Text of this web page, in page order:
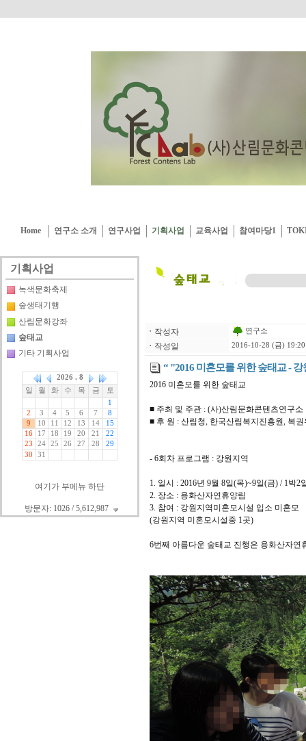
Home 연구소 소개 연구사업 기획사업 교육사업 참여마당1
기획사업
녹색문화축제
숲생태기행
산림문화강좌
숲태교
기타 기획사업
여기가 부메뉴 하단
방문자: 1026 / 5,612,987
ㆍ 작성자 연구소
ㆍ 작성일 2016-10-28 (금) 19:20
“ "2016 미혼모를 위한 숲태교 -
2016 미혼모를 위한 숲태교
■ 주최 및 주관 : (사)산림문화콘텐츠연구소
■ 후 원 : 산림청, 한국산림복지진흥원, 복
- 6회차 프로그램 : 강원지역
1. 일시 : 2016년 9월 8일(목)~9일(금) / 1박2
2. 장소 : 용화산자연휴양림
3. 참여 : 강원지역미혼모시설 입소 미혼모
(강원지역 미혼모시설중 1곳)
6번째 아름다운 숲태교 진행은 용화산자연